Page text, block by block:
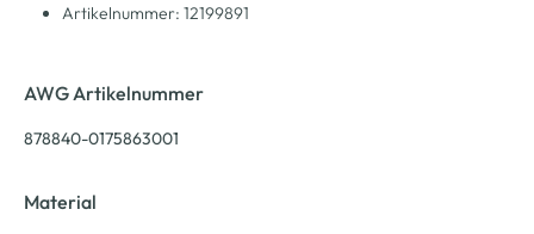
Artikelnummer: 12199891
AWG Artikelnummer
878840-0175863001
Material